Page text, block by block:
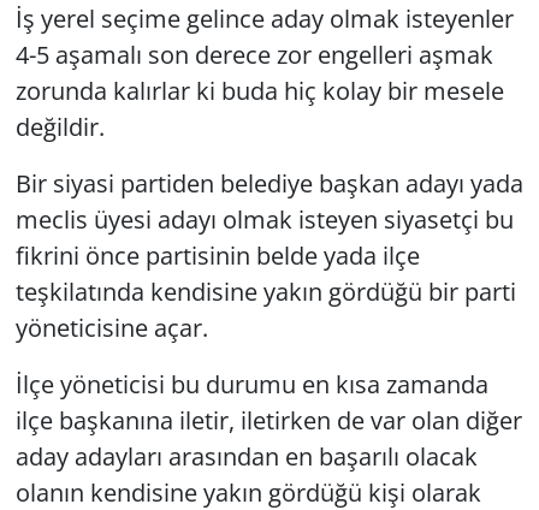
İş yerel seçime gelince aday olmak isteyenler
4-5 aşamalı son derece zor engelleri aşmak
zorunda kalırlar ki buda hiç kolay bir mesele
değildir.
Bir siyasi partiden belediye başkan adayı yada
meclis üyesi adayı olmak isteyen siyasetçi bu
fikrini önce partisinin belde yada ilçe
teşkilatında kendisine yakın gördüğü bir parti
yöneticisine açar.
İlçe yöneticisi bu durumu en kısa zamanda
ilçe başkanına iletir, iletirken de var olan diğer
aday adayları arasından en başarılı olacak
olanın kendisine yakın gördüğü kişi olarak